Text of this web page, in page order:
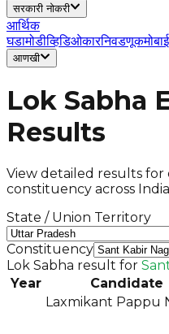
सरकारी नोकरी
आर्थिक
घडामोडीव्हिडिओकारनिवडणूक
आणखी
Lok Sabha
Results
View detailed results for
constituency across
State / Union Territory
Constituency
Lok Sabha result for
Year
Candidate
Laxmikant Pappu